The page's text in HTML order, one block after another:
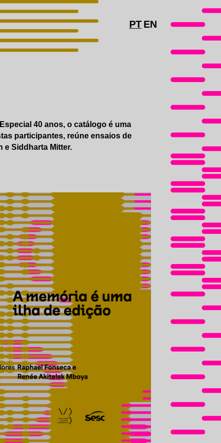
PT EN
40 anos, o catálogo é uma
participantes, reúne ensaios de
e Siddharta Mitter.